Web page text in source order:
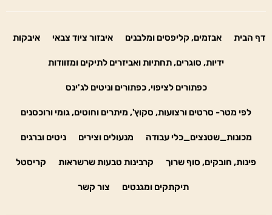
דף הבית אבזמים, קליפסים ומלבנים איבזור ציוד צבאי איבקות
ידיות, סוגרים, תחתיות ואביזרים לתיקים ומזוודות
כפתורים לציפוי, כפתורים וניטים לג'ינס
לפי מטר- סרטים ורצועות, סקוץ', מיתרים וחוטים, גומי ורוכסנים
מכונות_שטנצים_כלי עבודה מנעולים וצירים ניטים וברגים
פינות, חובקים, סוף שרוך קרבינות טבעות שרשראות קריסטל
תיקתקים ומגנטים צור קשר